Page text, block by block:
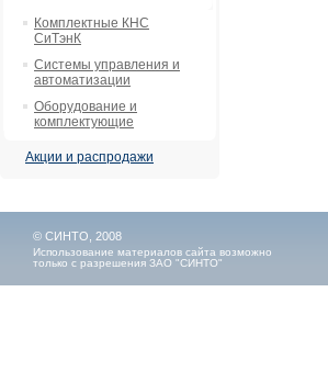
Комплектные КНС
СиТэнК
Системы управления и
автоматизации
Оборудование и
комплектующие
Акции и распродажи
© СИНТО, 2008
Использование материалов сайта возможно
только с разрешения ЗАО "СИНТО"